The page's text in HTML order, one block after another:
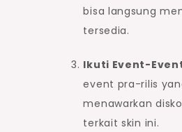
bisa langsung
tersedia.
Ikuti Event-
event pra-rilis
menawarkan
terkait skin ini.